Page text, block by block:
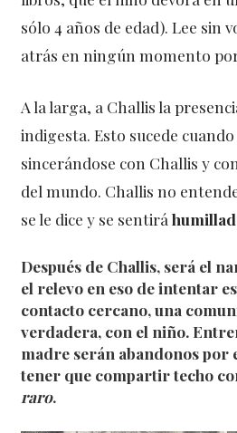
sólo 4 años de edad). Lee sin
atrás en ningún momento
A la larga, a Challis la
indigesta. Esto sucede
sincerándose con Challis y
del mundo. Challis no
se le dice y se sentirá
Después de Challis, será el
el relevo en eso de intentar
contacto cercano, una
verdadera, con el niño.
madre serán abandonos por
tener que compartir techo
raro.